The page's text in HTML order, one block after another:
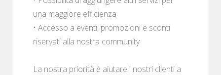
una maggiore efficienza
• Accesso a eventi, promozioni e sconti
riservati alla nostra community
La nostra priorità è aiutare i nostri clienti a